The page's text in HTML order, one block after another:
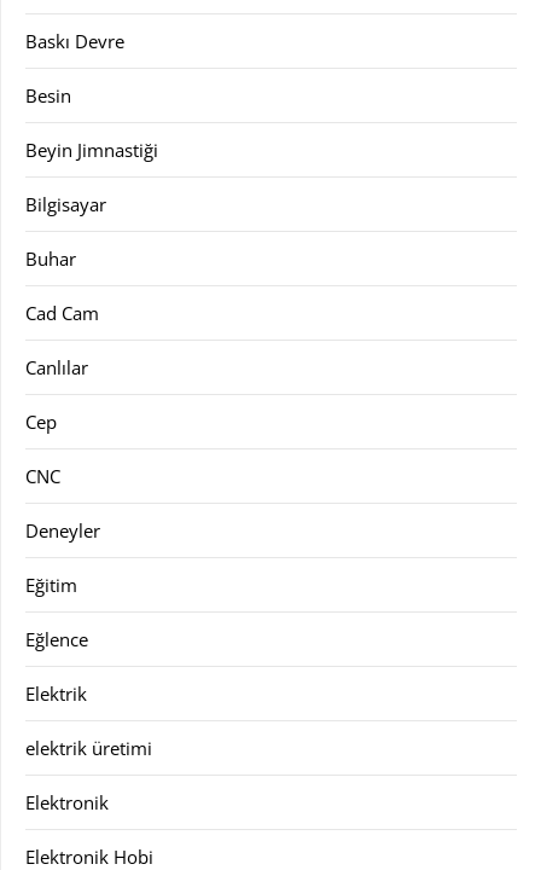
Baskı Devre
Besin
Beyin Jimnastiği
Bilgisayar
Buhar
Cad Cam
Canlılar
Cep
CNC
Deneyler
Eğitim
Eğlence
Elektrik
elektrik üretimi
Elektronik
Elektronik Hobi